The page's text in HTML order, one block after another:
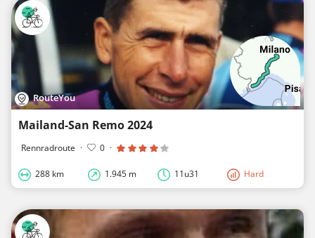
RouteYou
Mailand-San Remo 2024
Rennradroute · 0 ·
288 km 1.945 m 11u31 Hard